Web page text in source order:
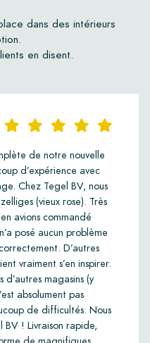
dans des intérieurs
en disent.
de notre nouvelle
d’expérience avec
Chez Tegel BV, nous
(vieux rose). Très
avions commandé
posé aucun problème
D’autres
vraiment s’en inspirer.
magasins (y
absolument pas
de difficultés. Nous
BV ! Livraison rapide,